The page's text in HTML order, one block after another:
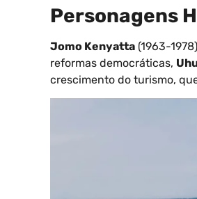
Personagens
Jomo Kenyatta (1963-
reformas democráticas,
crescimento do turismo,